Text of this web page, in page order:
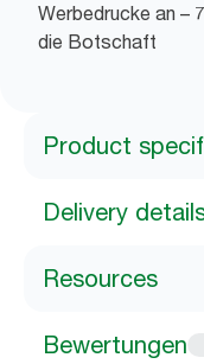
Werbedrucke an –
die Botschaft
Product
Delivery
Resources
Bewertungen